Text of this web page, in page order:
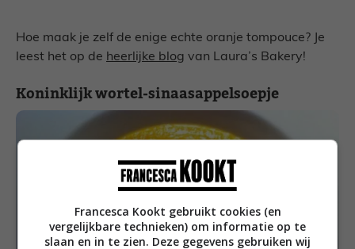
Hoe maak je zelf de enige echte oranje tompouce? Je
leest het op de heerlijke blog van Laura’s Bakery!
Koninklijk wortel-sinaasappelsoepje
Francesca Kookt gebruikt cookies (en
vergelijkbare technieken) om informatie op te
slaan en in te zien. Deze gegevens gebruiken wij